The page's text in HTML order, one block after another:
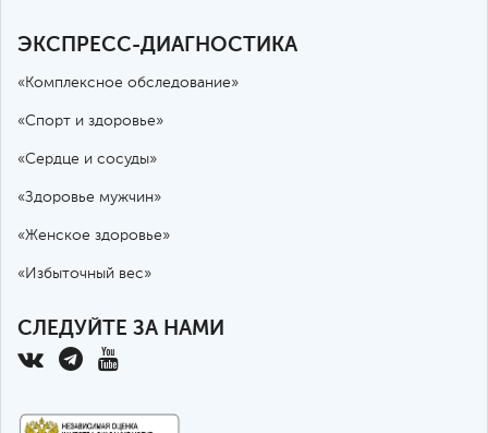
ЭКСПРЕСС-ДИАГНОСТИКА
«Комплексное обследование»
«Спорт и здоровье»
«Сердце и сосуды»
«Здоровье мужчин»
«Женское здоровье»
«Избыточный вес»
СЛЕДУЙТЕ ЗА НАМИ